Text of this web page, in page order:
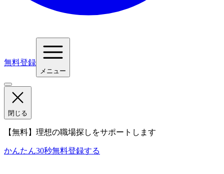
無料登録
メニュー
閉じる
【無料】理想の職場探しをサポートします
かんたん30秒無料登録する